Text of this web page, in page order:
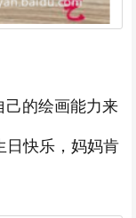
的绘画能力来
日快乐，妈妈肯